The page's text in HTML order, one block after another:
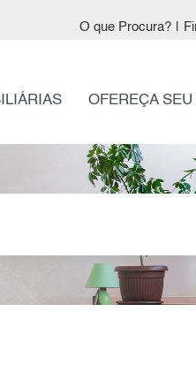
O que Procura?
OFEREÇA